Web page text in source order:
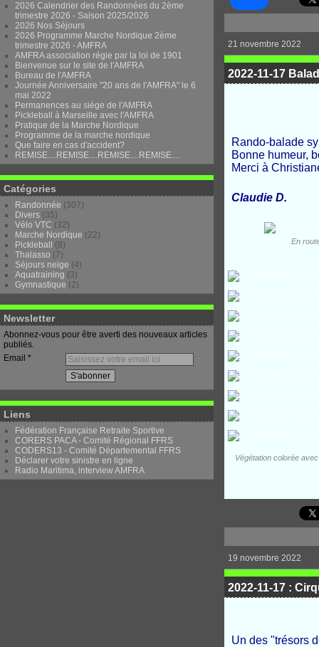
2026 Calendrier des Randonnées du 2ème
trimestre 2026 - Saison 2025/2026
2026 Nos Séjours
2026 Programme Marche Nordique 2ème
trimestre 2026 - AMFRA
AMFRA association régie par la loi de 1901
Bienvenue sur le site de l'AMFRA
Bureau de l'AMFRA
Journée Anniversaire "20 ans de l'AMFRA" le 6
mai 2022
Permanences au siège de l'AMFRA
Pickleball à Marseille avec l'AMFRA
Pratique de la Marche Nordique
Programme de la marche nordique
Que faire en cas d'accident?
REMISE....REMISE....REMISE....REMISE....
Catégories
Randonnée (307)
Divers (35)
Vélo VTC (32)
Marche Nordique (22)
Pickleball
(8)
Thalasso (7)
Séjours neige (4)
Aquatraining (3)
Gymnastique (2)
Newsletter
Abonnez-vous pour être averti des nouveaux articles
publiés.
Email
Liens
Fédération Française Retraite Sportive
CORERS PACA - Comité Régional FFRS
CODERS13 - Comité Départemental FFRS
Déclarer votre sinistre en ligne
Radio Maritima, interview AMFRA
21 novembre 2022
2022-11-17
Rando-balade
Bonne humeur,
Merci à
Claudie D.
En
Végétation colorée
19 novembre 2022
2022-11-17 :
Un des "trésors